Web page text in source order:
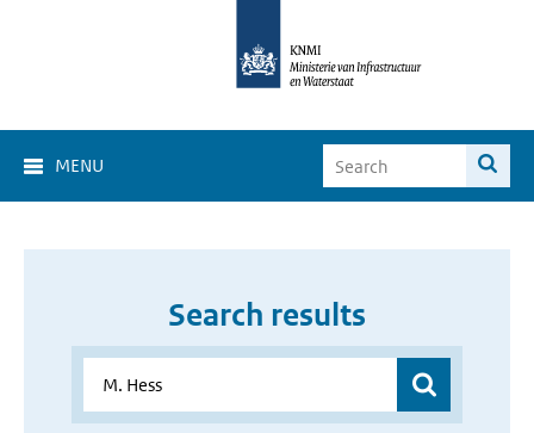
MENU
Search results